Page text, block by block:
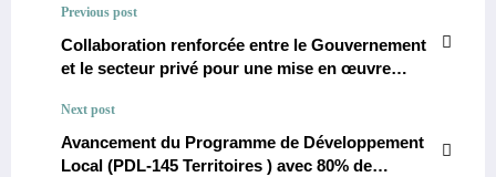
Previous post
Collaboration renforcée entre le Gouvernement
et le secteur privé pour une mise en œuvre
en RDC.
Next post
Avancement du Programme de Développement
Local (PDL-145 Territoires ) avec 80% de